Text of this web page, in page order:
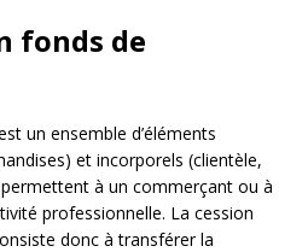
fonds de
un ensemble d’éléments
et incorporels (clientèle,
à un commerçant ou à
professionnelle. La cession
donc à transférer la